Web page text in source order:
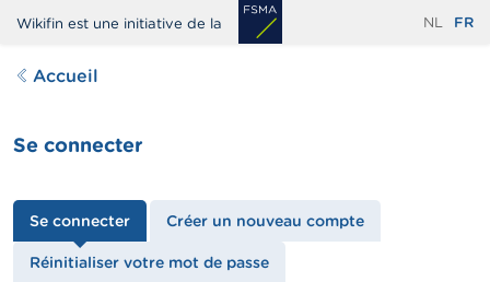
Aller
contenu
Wikifin est une initiative de la NL FR
Accueil
Se connecter
Onglets
principaux
Se connecter Créer un nouveau compte
Réinitialiser votre mot de passe